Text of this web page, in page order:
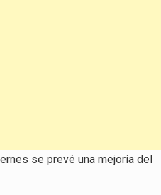
se prevé una mejoría del